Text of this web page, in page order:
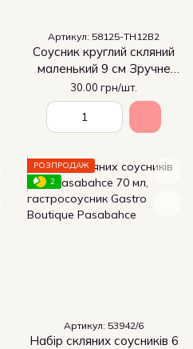
Артикул: 58125-ТН12В2
Соусник круглий скляний
маленький 9 см Зручне
зберігання
30.00 грн/шт.
РОЗПРОДАЖ
2
Артикул: 53942/6
Набір скляних соусників 6